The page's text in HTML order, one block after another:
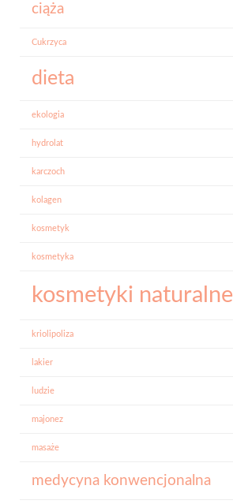
ciąża
Cukrzyca
dieta
ekologia
hydrolat
karczoch
kolagen
kosmetyk
kosmetyka
kosmetyki naturalne
kriolipoliza
lakier
ludzie
majonez
masaże
medycyna konwencjonalna